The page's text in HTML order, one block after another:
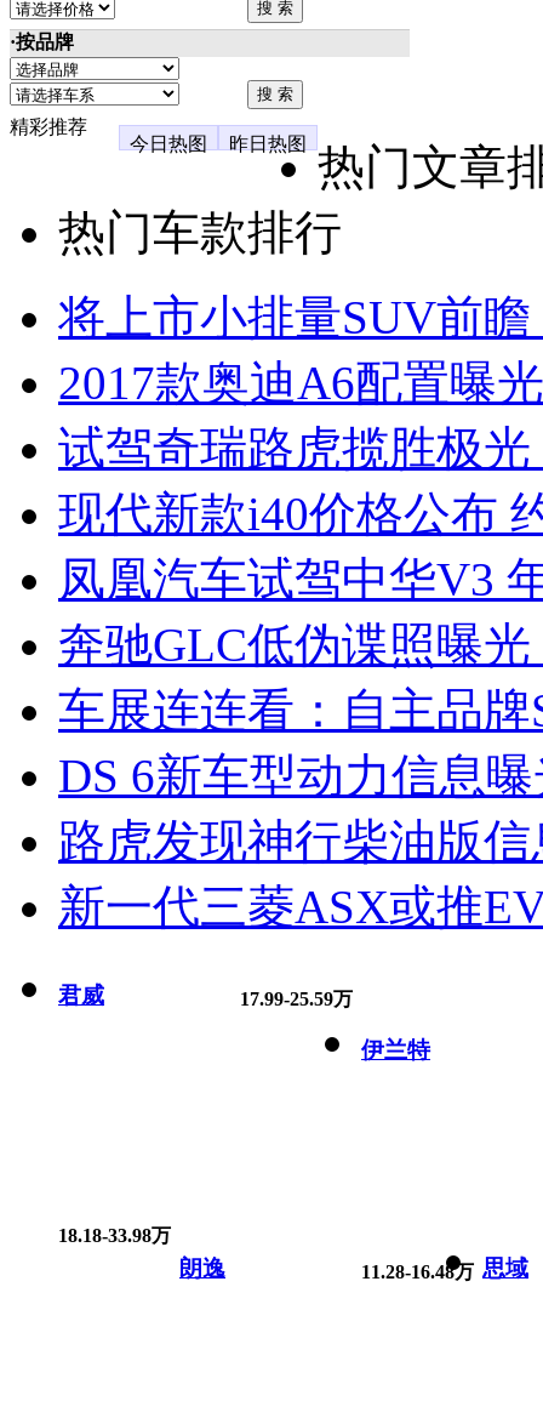
·按品牌
精彩推荐
今日热图
昨日热图
热门文章
热门车款排行
将上市小排量SUV前
2017款奥迪A6配置曝
试驾奇瑞路虎揽胜极
现代新款i40价格公布
凤凰汽车试驾中华V3
奔驰GLC低伪谍照曝
车展连连看：自主品牌
DS 6新车型动力信息
路虎发现神行柴油版
新一代三菱ASX或推
君威 17.99-25.59万
伊兰特
18.18-33.98万
朗逸 11.28-16.48万 思域